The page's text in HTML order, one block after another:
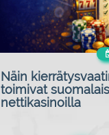
Näin
toimivat
nettikasinoilla